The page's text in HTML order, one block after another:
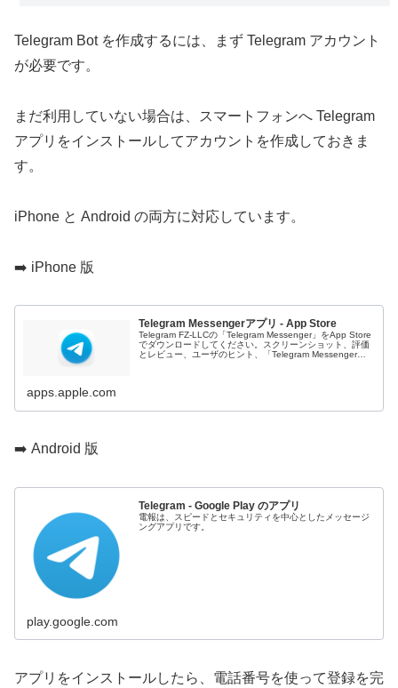
Telegram Bot を作成するには、まず Telegram アカウント
が必要です。
まだ利用していない場合は、スマートフォンへ Telegram
アプリをインストールしてアカウントを作成しておきま
す。
iPhone と Android の両方に対応しています。
➡️ iPhone 版
Telegram Messengerアプリ - App Store
Telegram FZ-LLCの「Telegram Messenger」をApp Store
でダウンロードしてください。スクリーンショット、評価
とレビュー、ユーザのヒント、「Telegram Messenger」
apps.apple.com
➡️ Android 版
Telegram - Google Play のアプリ
電報は、スピードとセキュリティを中心としたメッセージ
ングアプリです。
play.google.com
アプリをインストールしたら、電話番号を使って登録を完